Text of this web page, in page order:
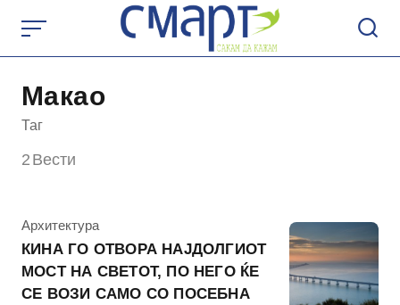
content
Макао
Таг
2 Вести
КАтегорија
Архитектура
КИНА ГО ОТВОРА НАЈДОЛГИОТ
МОСТ НА СВЕТОТ, ПО НЕГО ЌЕ
СЕ ВОЗИ САМО СО ПОСЕБНА